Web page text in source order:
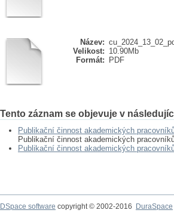
Název:
Velikost: 10.90Mb
Formát:
PDF
Tento záznam se objevuje v
Publikační činnost akademických
Publikační činnost akademických
Publikační činnost akademických
DSpace software copyright © 2002-2016
DuraSpace